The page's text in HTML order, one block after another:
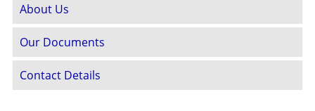
About Us
Our Documents
Contact Details